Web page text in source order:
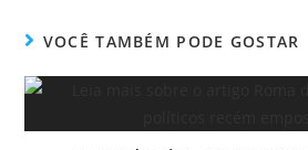
VOCÊ TAMBÉM PODE GOSTAR